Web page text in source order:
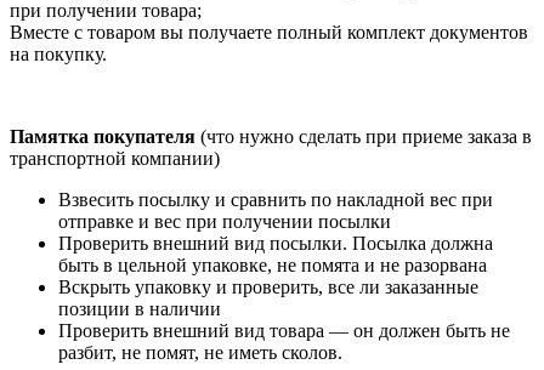
при получении товара;
Вместе с товаром вы получаете полный комплект документов
на покупку.
Памятка покупателя (что нужно сделать при приеме заказа в
транспортной компании)
Взвесить посылку и сравнить по накладной вес при
отправке и вес при получении посылки
Проверить внешний вид посылки. Посылка должна
быть в цельной упаковке, не помята и не разорвана
Вскрыть упаковку и проверить, все ли заказанные
позиции в наличии
Проверить внешний вид товара — он должен быть не
разбит, не помят, не иметь сколов.